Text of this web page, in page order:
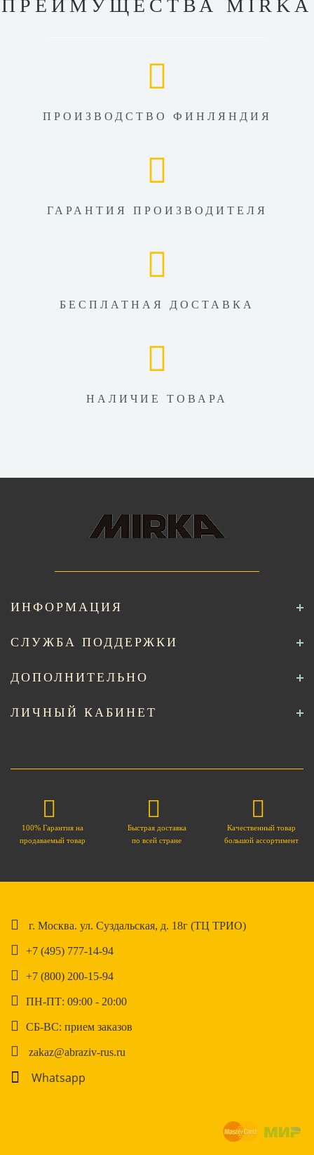
ПРЕИМУЩЕСТВА MIRKA
ПРОИЗВОДСТВО ФИНЛЯНДИЯ
ГАРАНТИЯ ПРОИЗВОДИТЕЛЯ
БЕСПЛАТНАЯ ДОСТАВКА
НАЛИЧИЕ ТОВАРА
ИНФОРМАЦИЯ
СЛУЖБА ПОДДЕРЖКИ
ДОПОЛНИТЕЛЬНО
ЛИЧНЫЙ КАБИНЕТ
100% Гарантия на
продаваемый товар
Быстрая доставка
по всей стране
Качественный товар
большой ассортимент
г. Москва. ул. Суздальская, д. 18г (ТЦ ТРИО)
+7 (495) 777-14-94
+7 (800) 200-15-94
ПН-ПТ: 09:00 - 20:00
СБ-ВС: прием заказов
zakaz@abraziv-rus.ru
Whatsapp